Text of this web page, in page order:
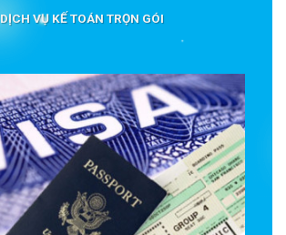
DỊCH VỤ KẾ TOÁN TRỌN GÓI